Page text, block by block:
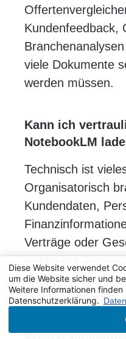
Kundenfeedback,
viele Dokumente
werden müssen.
Kann ich
NotebookLM
Technisch ist
Organisatorisch
Kundendaten,
Verträge oder
sollten nur
Datenschutz,
Richtlinien geklärt
Diese Website verwendet
um die Website sicher und
Weitere Informationen finden
Datenschutzerklärung.